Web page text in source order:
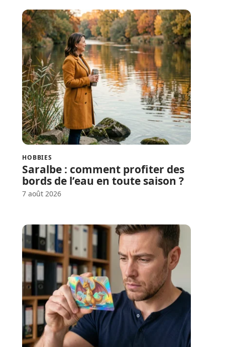
HOBBIES
Saralbe : comment profiter des
bords de l’eau en toute saison ?
7 août 2026